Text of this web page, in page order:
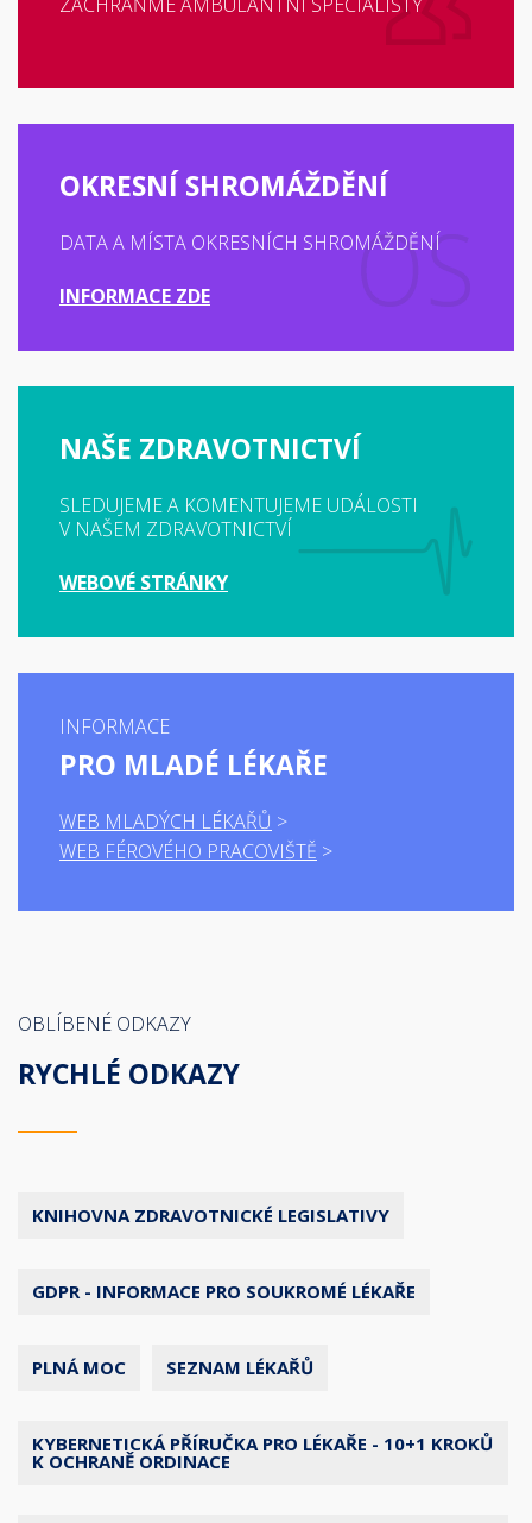
OKRESNÍ SHROMÁŽDĚNÍ
DATA A MÍSTA OKRESNÍCH SHROMÁŽDĚNÍ
INFORMACE ZDE
NAŠE ZDRAVOTNICTVÍ
SLEDUJEME A KOMENTUJEME UDÁLOSTI
V NAŠEM ZDRAVOTNICTVÍ
WEBOVÉ STRÁNKY
INFORMACE
PRO MLADÉ LÉKAŘE
WEB MLADÝCH LÉKAŘŮ
WEB FÉROVÉHO PRACOVIŠTĚ
OBLÍBENÉ ODKAZY
RYCHLÉ ODKAZY
KNIHOVNA ZDRAVOTNICKÉ LEGISLATIVY
GDPR - INFORMACE PRO SOUKROMÉ LÉKAŘE
PLNÁ MOC SEZNAM LÉKAŘŮ
KYBERNETICKÁ PŘÍRUČKA PRO LÉKAŘE - 10+1 KROKŮ
K OCHRANĚ ORDINACE